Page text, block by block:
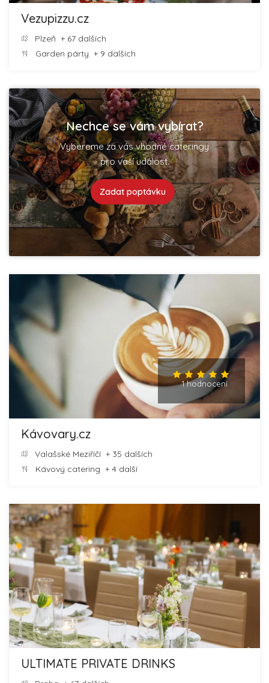
Vezupizzu.cz
Plzeň + 67 dalších
Garden párty + 9 dalších
Nechce se vám vybírat?
Vybereme za vás vhodné cateringy
pro vaší událost.
Zadat poptávku
1 hodnocení
Kávovary.cz
Valašské Meziříčí + 35 dalších
Kávový catering + 4 další
ULTIMATE PRIVATE DRINKS